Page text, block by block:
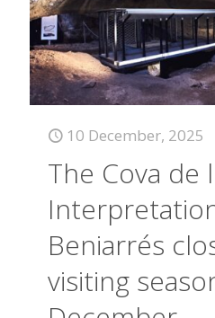
10 December, 2025
The Cova de
Beniarrés
visiting